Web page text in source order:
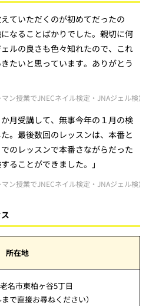
ていただくのが初めてだったの
なることばかりでした。親切に何
ルの良さも色々知れたので、これ
たいと思っています。ありがとう
ン授業でJNECネイル検定・JNAジェル検
月受講して、無事今年の１月の検
。最後数回のレッスンは、本番と
のレッスンで本番さながらだった
ることができました。」
ン授業でJNECネイル検定・JNAジェル検
所在地
名市東柏ヶ谷5丁目
で直接お尋ねください）